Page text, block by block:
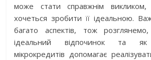
може стати справжнім
хочеться зробити її ідеальною.
багато аспектів, тож
ідеальний відпочинок та як
мікрокредитів допомагає